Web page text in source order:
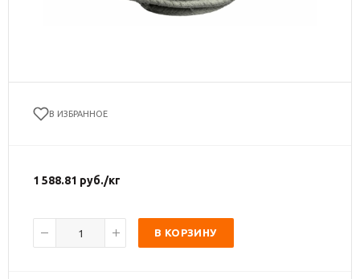
В ИЗБРАННОЕ
1 588.81 руб./кг
В КОРЗИНУ